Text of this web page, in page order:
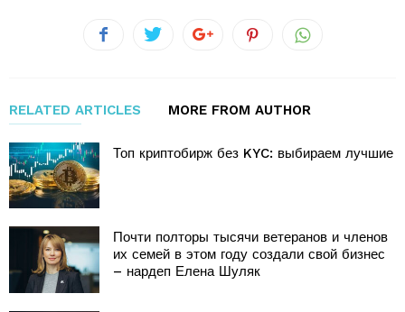
RELATED ARTICLES MORE FROM AUTHOR
Топ криптобирж без KYC: выбираем лучшие
Почти полторы тысячи ветеранов и членов
их семей в этом году создали свой бизнес
– нардеп Елена Шуляк